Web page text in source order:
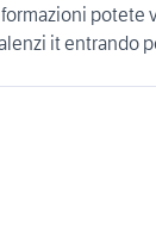
potete
it entrando